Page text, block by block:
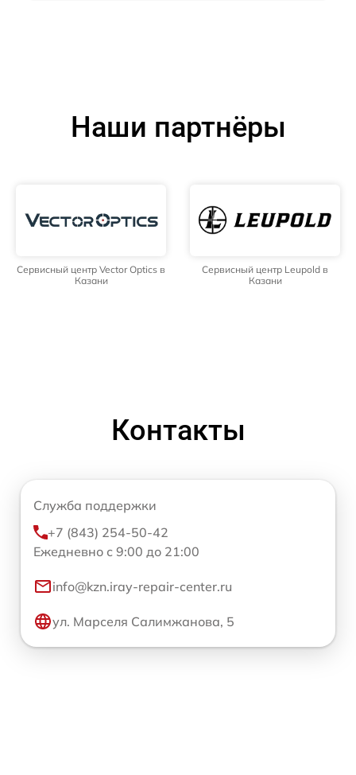
Наши партнёры
Сервисный центр Vector Optics в
Казани
Сервисный центр Leupold в
Казани
Контакты
Служба поддержки
+7 (843) 254-50-42
Ежедневно с 9:00 до 21:00
info@kzn.iray-repair-center.ru
ул. Марселя Салимжанова, 5